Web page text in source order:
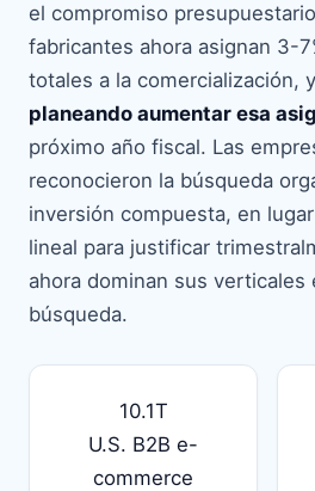
el compromiso
fabricantes ahora asignan 3-
totales a la comercialización, y
planeando aumentar esa
próximo año fiscal. Las
reconocieron la búsqueda
inversión compuesta, en
lineal para justificar
ahora dominan sus verticales
búsqueda.
10.1T
U.S. B2B e-
commerce